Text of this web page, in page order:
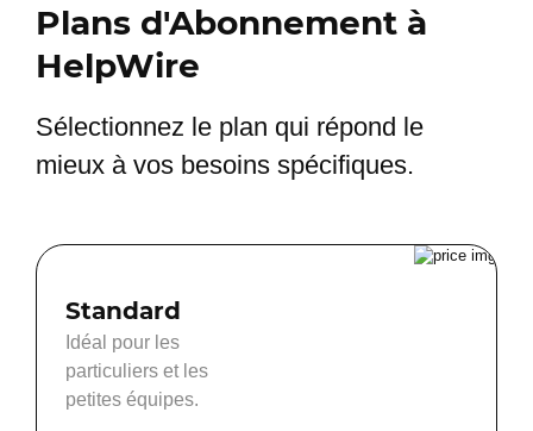
Plans d'Abonnement à
HelpWire
Sélectionnez le plan qui répond le
mieux à vos besoins spécifiques.
Standard
Idéal pour les
particuliers et les
petites équipes.